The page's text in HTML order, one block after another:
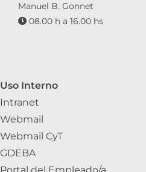
Manuel B. Gonnet
08.00 h a 16.00 hs
Uso Interno
Intranet
Webmail
Webmail CyT
GDEBA